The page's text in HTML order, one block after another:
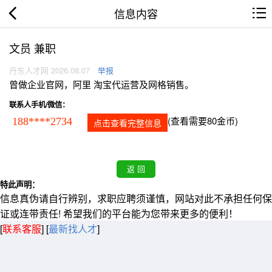
信息内容
文员 兼职
丹东人才网 2026.08.07 举报
曾做企业官网，阿里 淘宝代运营及网格销售。
联系人手机/微信：
188****2734 点击查看完整信息 (查看需要80金币)
特此声明：
信息真伪请自行辨别，求职应聘须谨慎，网站对此不承担任何保
证或连带责任! 希望我们的平台能为您带来更多的便利！
[联系客服] [最新找人才]